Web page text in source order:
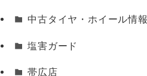
中古タイヤ・ホイール情報
塩害ガード
帯広店